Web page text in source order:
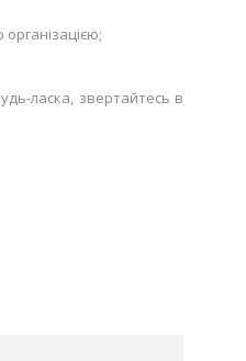
ласка, звертайтесь в